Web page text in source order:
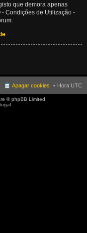
que demora apenas
- Condições de Utilização -
Hora UTC
Apagar cookies
© phpBB Limited